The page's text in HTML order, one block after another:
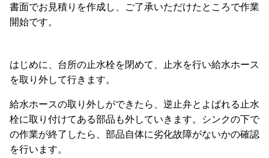
書面でお見積りを作成し、ご了承いただけたところで作業
開始です。
はじめに、台所の止水栓を閉めて、止水を行い給水ホース
を取り外して行きます。
給水ホースの取り外しができたら、逆止弁とよばれる止水
栓に取り付けてある部品も外していきます。シンクの下で
の作業が終了したら、部品自体に劣化故障がないかの確認
を行います。